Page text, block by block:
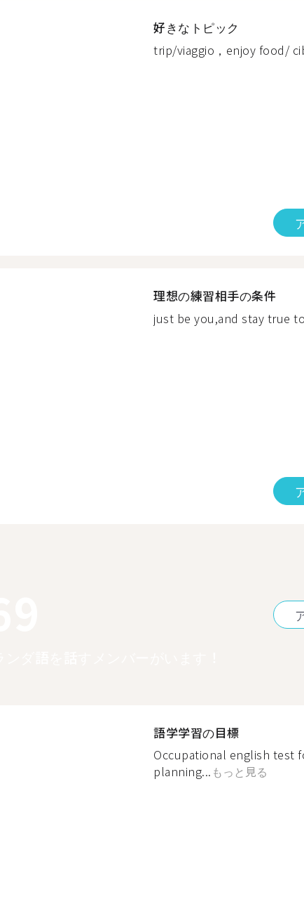
好きなトピック
trip/viaggio，enjoy food/
理想の練習相手の条件
just be you,and stay true
語学学習の目標
Occupational english test
planning... もっと見る